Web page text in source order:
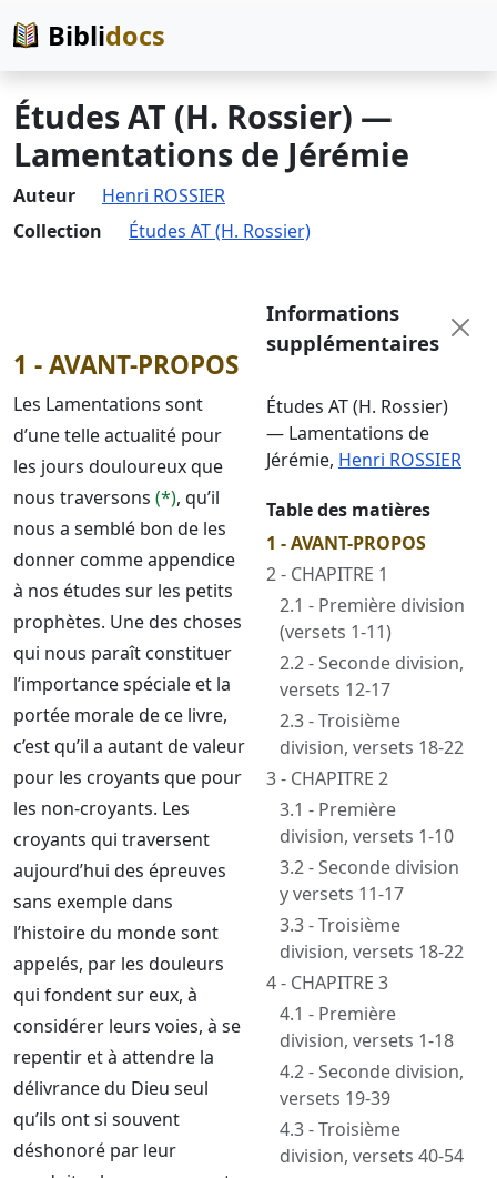
Biblidocs
Études AT (H. Rossier) —
Lamentations de Jérémie
Auteur
Henri ROSSIER
Collection
Études AT (H. Rossier)
1 - AVANT-PROPOS
Les Lamentations sont
d’une telle actualité pour
les jours douloureux que
nous traversons (*), qu’il
nous a semblé bon de les
donner comme appendice
à nos études sur les petits
prophètes. Une des choses
qui nous paraît constituer
l’importance spéciale et la
portée morale de ce livre,
c’est qu’il a autant de valeur
pour les croyants que pour
les non-croyants. Les
croyants qui traversent
aujourd’hui des épreuves
sans exemple dans
l’histoire du monde sont
appelés, par les douleurs
qui fondent sur eux, à
considérer leurs voies, à se
repentir et à attendre la
délivrance du Dieu seul
qu’ils ont si souvent
déshonoré par leur
Informations
supplémentaires
Études AT (H. Rossier)
— Lamentations de
Jérémie, Henri ROSSIER
Table des matières
1 - AVANT-PROPOS
2 - CHAPITRE 1
2.1 - Première division
(versets 1-11)
2.2 - Seconde division,
versets 12-17
2.3 - Troisième
division, versets 18-22
3 - CHAPITRE 2
3.1 - Première
division, versets 1-10
3.2 - Seconde division
y versets 11-17
3.3 - Troisième
division, versets 18-22
4 - CHAPITRE 3
4.1 - Première
division, versets 1-18
4.2 - Seconde division,
versets 19-39
4.3 - Troisième
division, versets 40-54